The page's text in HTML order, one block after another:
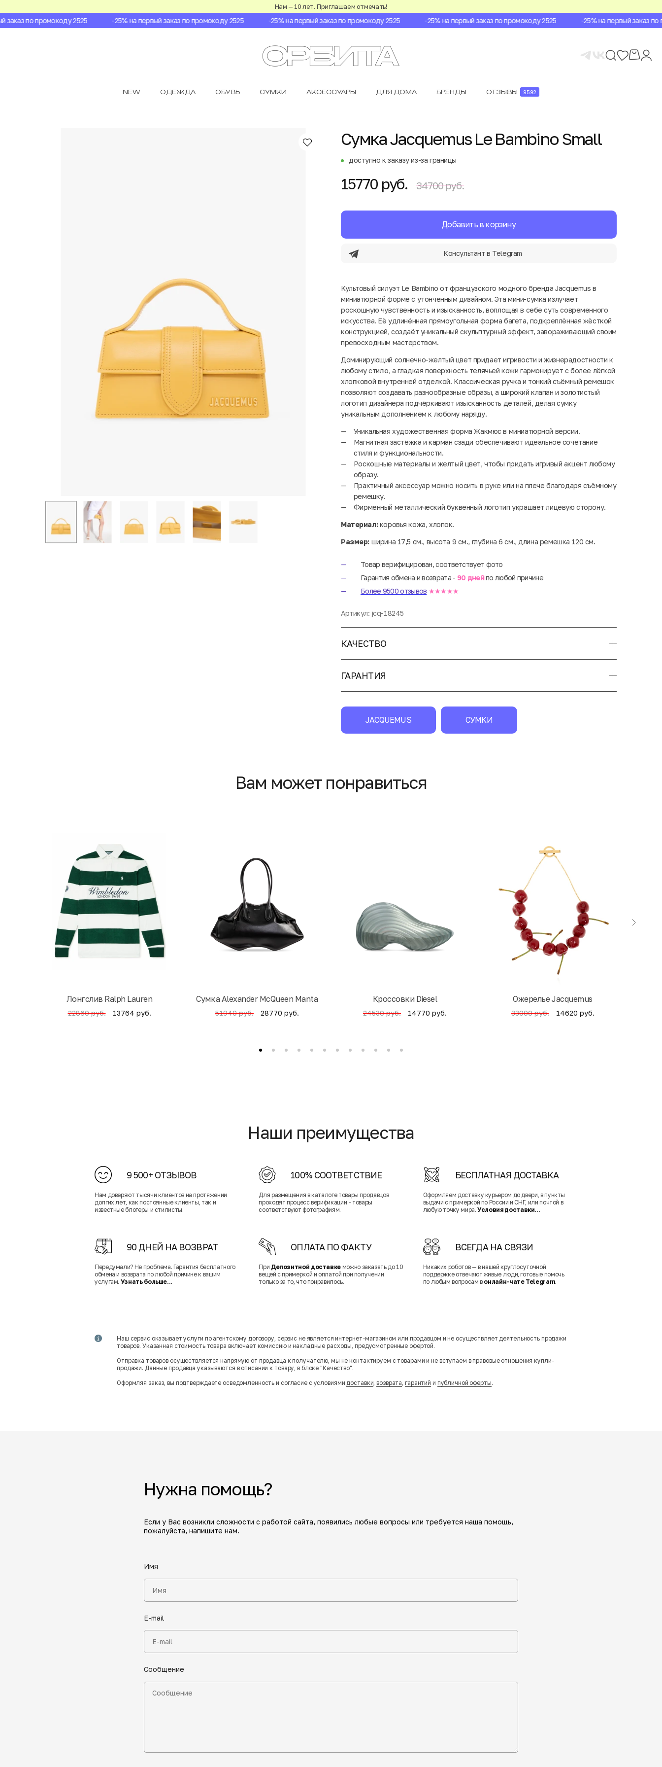
Нам — 10 лет. Приглашаем отмечать!
по промокоду 2525 -25% на первый заказ по промокоду 2525 -25% на первый заказ по промокоду 2525 -25% на первый заказ по промокоду 2525 -25% на первый заказ по
NEW ОДЕЖДА ОБУВЬ СУМКИ АКСЕССУАРЫ ДЛЯ ДОМА БРЕНДЫ ОТЗЫВЫ 9592
Сумка Jacquemus Le Bambino Small
доступно к заказу из-за границы
15770 руб. 34700 руб.
Добавить в корзину
Консультант в Telegram
Культовый силуэт Le Bambino от французского модного бренда Jacquemus в
миниатюрной форме с утонченным дизайном. Эта мини-сумка излучает
роскошную чувственность и изысканность, воплощая в себе суть современного
искусства. Её удлинённая прямоугольная форма багета, подкреплённая жёсткой
конструкцией, создаёт уникальный скульптурный эффект, завораживающий своим
превосходным мастерством.
Доминирующий солнечно-желтый цвет придает игривости и жизнерадостности к
любому стилю, а гладкая поверхность телячьей кожи гармонирует с более лёгкой
хлопковой внутренней отделкой. Классическая ручка и тонкий съёмный ремешок
позволяют создавать разнообразные образы, а широкий клапан и золотистый
логотип дизайнера подчёркивают изысканность деталей, делая сумку
уникальным дополнением к любому наряду.
Уникальная художественная форма Жакмюс в миниатюрной версии.
Магнитная застёжка и карман сзади обеспечивают идеальное сочетание
стиля и функциональности.
Роскошные материалы и желтый цвет, чтобы придать игривый акцент любому
образу.
Практичный аксессуар можно носить в руке или на плече благодаря съёмному
ремешку.
Фирменный металлический буквенный логотип украшает лицевую сторону.
Материал:коровья кожа, хлопок.
Размер: ширина 17,5 см., высота 9 см., глубина 6 см., длина ремешка 120 см.
Товар верифицирован, соответствует фото
Гарантия обмена и возврата - 90 днейпо любой причине
Более 9500 отзывов ★★★★★
Артикул: jcq-18245
КАЧЕСТВО
ГАРАНТИЯ
JACQUEMUS СУМКИ
Вам может понравиться
Лонгслив Ralph Lauren
22860 руб. 13764 руб.
Cумка Alexander McQueen Manta
51940 руб. 28770 руб.
Кроссовки Diesel
24530 руб. 14770 руб.
Ожерелье Jacquemus
33000 руб. 14620 руб.
Наши преимущества
9 500+ ОТЗЫВОВ
Нам доверяют тысячи клиентов на протяжении
долгих лет, как постоянные клиенты, так и
известные блогеры и стилисты.
100% СООТВЕТСТВИЕ
Для размещения в каталоге товары продавцов
проходят процесс верификации - товары
соответствуют фотографиям.
БЕСПЛАТНАЯ ДОСТАВКА
Оформляем доставку курьером до двери, в пункты
выдачи с примеркой по России и СНГ, или почтой в
любую точку мира.Условия доставки...
90 ДНЕЙ НА ВОЗВРАТ
Передумали? Не проблема. Гарантия бесплатного
обмена и возврата по любой причине к вашим
услугам. Узнать больше...
ОПЛАТА ПО ФАКТУ
При Депозитной доставке можно заказать до 10
вещей с примеркой и оплатой при получении
только за то, что понравилось.
ВСЕГДА НА СВЯЗИ
Никаких роботов — в нашей круглосуточной
поддержке отвечают живые люди, готовые помочь
по любым вопросам в онлайн-чате Telegram.
Наш сервис оказывает услуги по агентскому договору, сервис не является интернет-магазином или продавцом и не осуществляет деятельность продажи
товаров. Указанная стоимость товара включает комиссию и накладные расходы, предусмотренные офертой.
Отправка товаров осуществляется напрямую от продавца к получателю, мы не контактируем с товарами и не вступаем в правовые отношения купли-
продажи. Данные продавца указываются в описании к товару, в блоке "Качество".
Оформляя заказ, вы подтверждаете осведомленность и согласие с условиямидоставки,возврата, гарантий и публичной оферты.
Нужна помощь?
Если у Вас возникли сложности с работой сайта, появились любые вопросы или требуется наша помощь,
пожалуйста, напишите нам.
Имя
E-mail
Сообщение